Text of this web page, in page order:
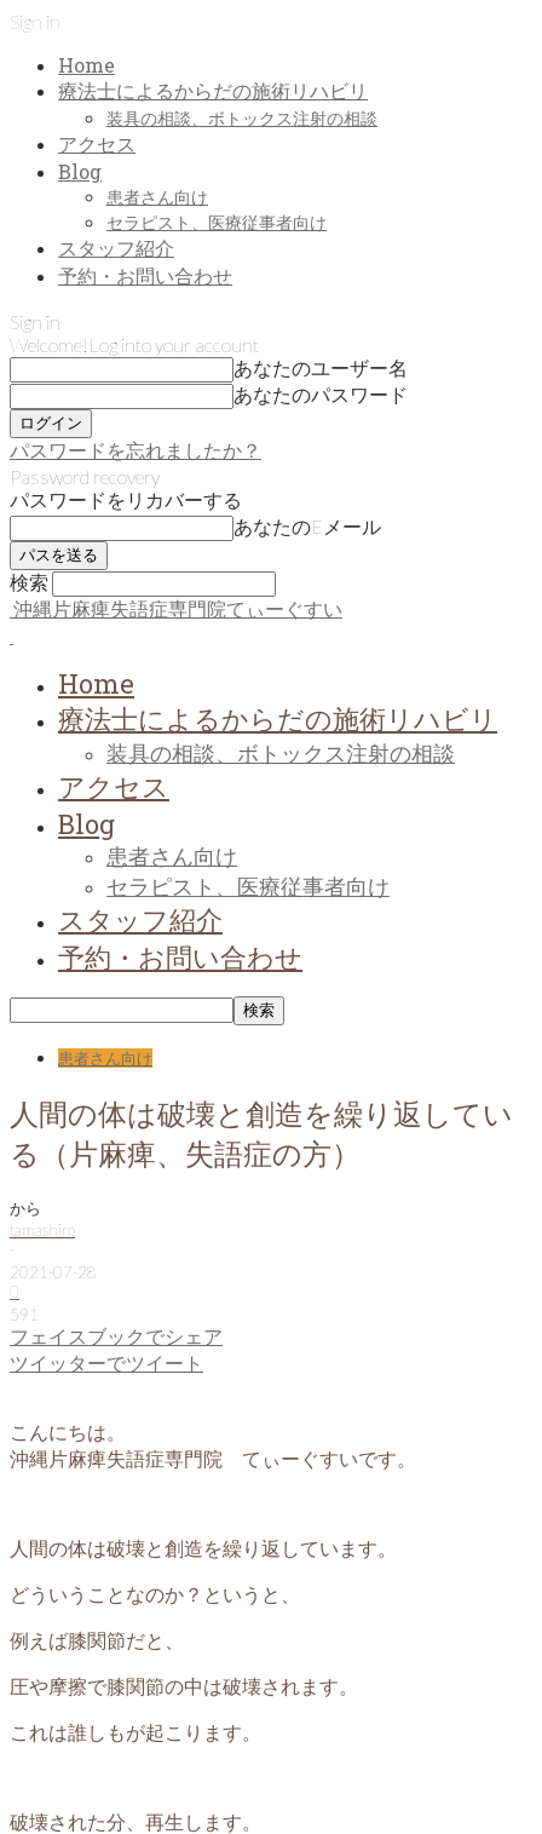
Sign in
Home
療法士によるからだの施術リハビリ
装具の相談、ボトックス注射の相談
アクセス
Blog
患者さん向け
セラピスト、医療従事者向け
スタッフ紹介
予約・お問い合わせ
Sign in
Welcome! Log into your account
あなたのユーザー名
あなたのパスワード
パスワードを忘れましたか？
Password recovery
パスワードをリカバーする
あなたのEメール
検索
沖縄片麻痺失語症専門院てぃーぐすい
Home
療法士によるからだの施術リハビリ
装具の相談、ボトックス注射の相談
アクセス
Blog
患者さん向け
セラピスト、医療従事者向け
スタッフ紹介
予約・お問い合わせ
患者さん向け
人間の体は破壊と創造を繰り返してい
る（片麻痺、失語症の方）
から
tamashiro
-
2021-07-28
0
591
フェイスブックでシェア
ツイッターでツイート
こんにちは。
沖縄片麻痺失語症専門院 てぃーぐすいです。
人間の体は破壊と創造を繰り返しています。
どういうことなのか？というと、
例えば膝関節だと、
圧や摩擦で膝関節の中は破壊されます。
これは誰しもが起こります。
破壊された分、再生します。